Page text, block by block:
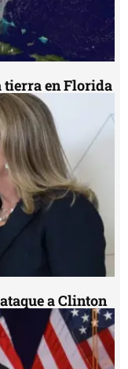
tierra en Florida
a Clinton